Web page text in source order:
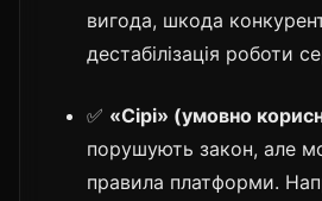
вигода, шкода
дестабілізація роботи
✅ «Сірі» (умовно
порушують закон, але
правила платформи.